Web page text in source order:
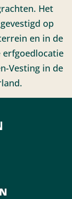
Het
op
en in de
erfgoedlocatie
Vesting in de